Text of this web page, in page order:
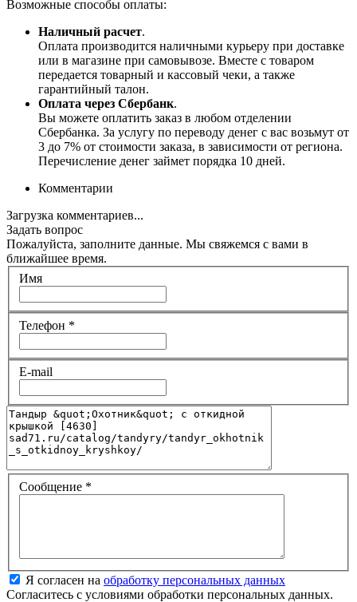
Возможные способы оплаты:
Наличный расчет.
Оплата производится наличными курьеру при доставке
или в магазине при самовывозе. Вместе с товаром
передается товарный и кассовый чеки, а также
гарантийный талон.
Оплата через Сбербанк.
Вы можете оплатить заказ в любом отделении
Сбербанка. За услугу по переводу денег с вас возьмут от
3 до 7% от стоимости заказа, в зависимости от региона.
Перечисление денег займет порядка 10 дней.
Комментарии
Загрузка комментариев...
Задать вопрос
Пожалуйста, заполните данные. Мы свяжемся с вами в
ближайшее время.
Имя
Телефон *
E-mail
Сообщение *
Я согласен на обработку персональных данных
Согласитесь с условиями обработки персональных данных.